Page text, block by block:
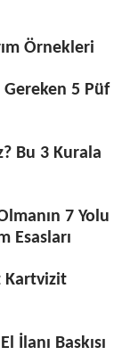
Örnekleri
5 Püf
Bu 3 Kurala
7 Yolu
Esasları
Kartvizit
İlanı Baskısı